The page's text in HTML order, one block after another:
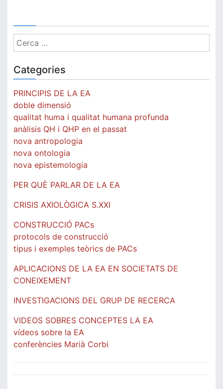
Cerca:
Categories
PRINCIPIS DE LA EA
doble dimensió
qualitat huma i qualitat humana profunda
anàlisis QH i QHP en el passat
nova antropologia
nova ontologia
nova epistemologia
PER QUÈ PARLAR DE LA EA
CRISIS AXIOLÒGICA S.XXI
CONSTRUCCIÓ PACs
protocols de construcció
tipus i exemples teòrics de PACs
APLICACIONS DE LA EA EN SOCIETATS DE
CONEIXEMENT
INVESTIGACIONS DEL GRUP DE RECERCA
VIDEOS SOBRES CONCEPTES LA EA
vídeos sobre la EA
conferències Marià Corbi